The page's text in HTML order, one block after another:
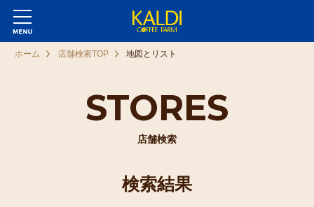
STORES
店舗検索
ホーム 店舗検索TOP 地図とリスト
検索結果